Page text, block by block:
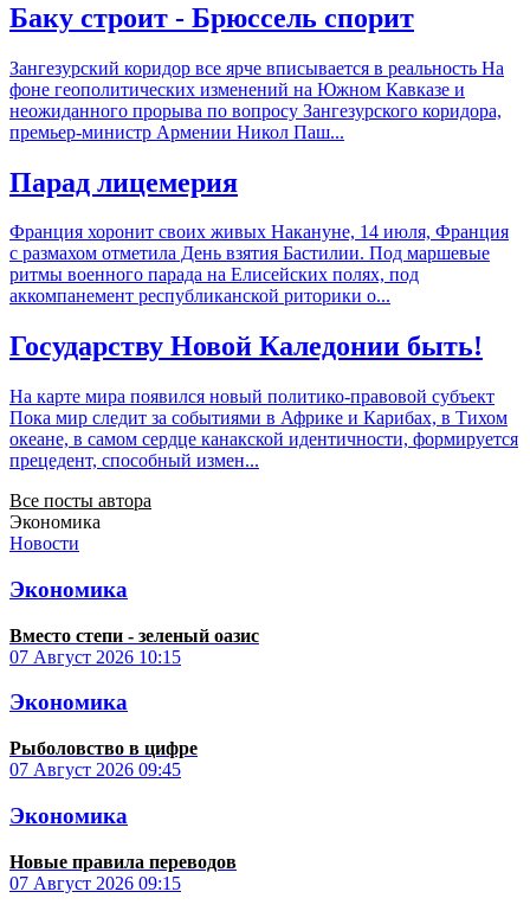
Баку строит - Брюссель спорит
Зангезурский коридор все ярче вписывается в реальность На
фоне геополитических изменений на Южном Кавказе и
неожиданного прорыва по вопросу Зангезурского коридора,
премьер-министр Армении Никол Паш...
Парад лицемерия
Франция хоронит своих живых Накануне, 14 июля, Франция
с размахом отметила День взятия Бастилии. Под маршевые
ритмы военного парада на Елисейских полях, под
аккомпанемент республиканской риторики о...
Государству Новой Каледонии быть!
На карте мира появился новый политико-правовой субъект
Пока мир следит за событиями в Африке и Карибах, в Тихом
океане, в самом сердце канакской идентичности, формируется
прецедент, способный измен...
Все посты автора
Экономика
Новости
Экономика
Вместо степи - зеленый оазис
07 Август 2026 10:15
Экономика
Рыболовство в цифре
07 Август 2026 09:45
Экономика
Новые правила переводов
07 Август 2026 09:15